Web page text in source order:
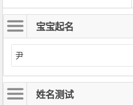
宝宝起名
姓名测试